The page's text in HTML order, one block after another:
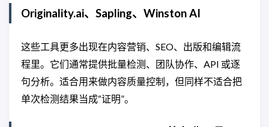
Originality.ai、Sapling、Winston AI
这些工具更多出现在内容营销、SEO、出版和编辑流
程里。它们通常提供批量检测、团队协作、API 或逐
句分析。适合用来做内容质量控制，但同样不适合把
单次检测结果当成“证明”。